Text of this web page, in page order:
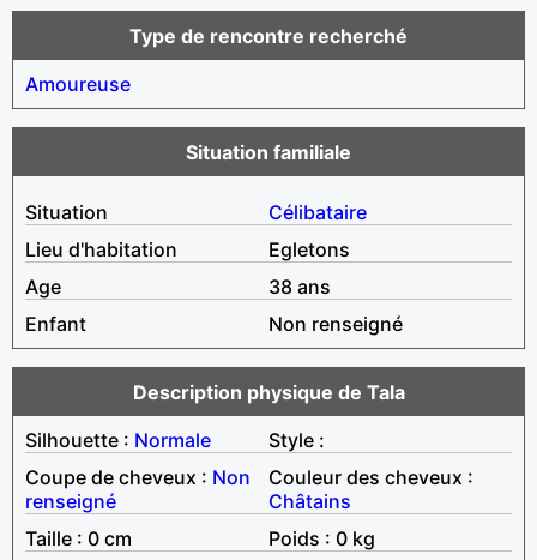
Type de rencontre recherché
Amoureuse
Situation familiale
Situation
Célibataire
Lieu d'habitation
Egletons
Age
38 ans
Enfant
Non renseigné
Description physique de Tala
Silhouette : Normale
Style :
Coupe de cheveux : Non
renseigné
Couleur des cheveux :
Châtains
Taille : 0 cm
Poids : 0 kg